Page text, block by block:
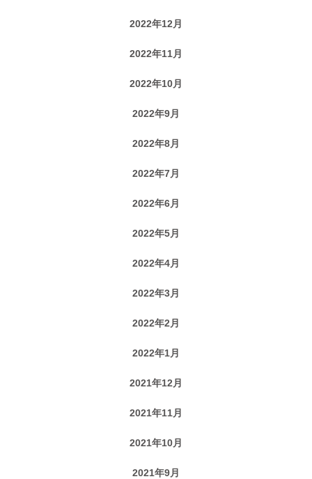
2022年12月
2022年11月
2022年10月
2022年9月
2022年8月
2022年7月
2022年6月
2022年5月
2022年4月
2022年3月
2022年2月
2022年1月
2021年12月
2021年11月
2021年10月
2021年9月